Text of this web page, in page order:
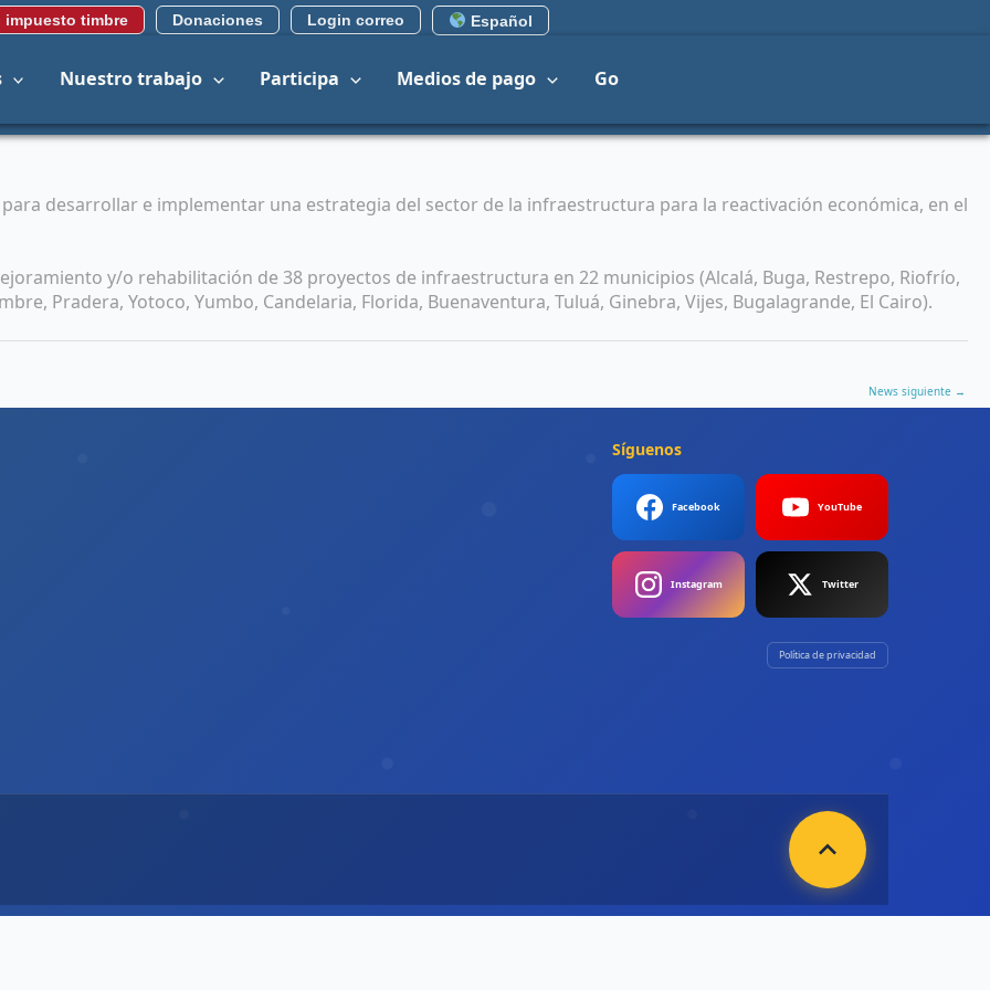
impuesto timbre Donaciones Login correo Español
Nuestro trabajo Participa Medios de pago Go
desarrollar e implementar una estrategia del sector de la infraestructura para la reactivación económica, en el
y/o rehabilitación de 38 proyectos de infraestructura en 22 municipios (Alcalá, Buga, Restrepo, Riofrío,
Pradera, Yotoco, Yumbo, Candelaria, Florida, Buenaventura, Tuluá, Ginebra, Vijes, Bugalagrande, El Cairo).
News siguiente →
Síguenos
Facebook YouTube
Instagram Twitter
Política de privacidad